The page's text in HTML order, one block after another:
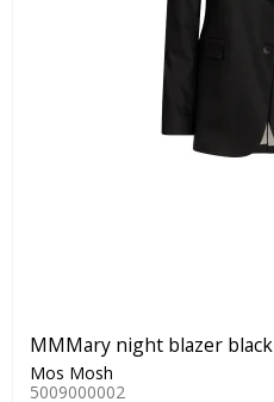
MMMary night blazer black
Mos Mosh
5009000002